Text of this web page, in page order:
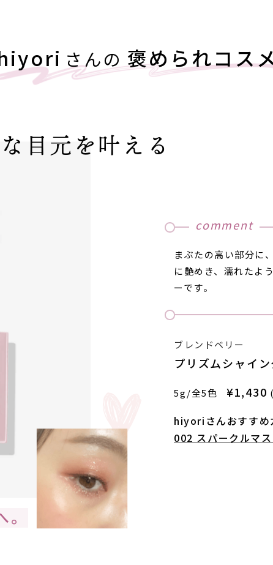
さんの 褒められコス
目元を叶える
comment
まぶたの高い部分に
に艶めき、濡れたよ
ーです。
ブレンドベリー
プリズムシャイ
5g/全5色 ¥1,430
hiyoriさんおすすめ
002 スパークルマ